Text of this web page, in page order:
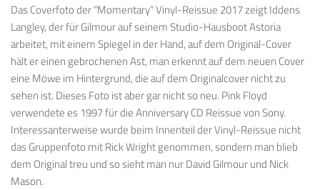
Das Coverfoto der “Momentary” Vinyl-Reissue 2017 zeigt Iddens
Langley, der für Gilmour auf seinem Studio-Hausboot Astoria
arbeitet, mit einem Spiegel in der Hand, auf dem Original-Cover
hält er einen gebrochenen Ast, man erkennt auf dem neuen Cover
eine Möwe im Hintergrund, die auf dem Originalcover nicht zu
sehen ist. Dieses Foto ist aber gar nicht so neu. Pink Floyd
verwendete es 1997 für die Anniversary CD Reissue von Sony.
Interessanterweise wurde beim Innenteil der Vinyl-Reissue nicht
das Gruppenfoto mit Rick Wright genommen, sondern man blieb
dem Original treu und so sieht man nur David Gilmour und Nick
Mason.